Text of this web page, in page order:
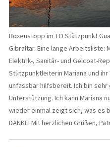
Boxenstopp im TO Stützpunkt
Gibraltar. Eine lange Arbeitsliste:
Elektrik-, Sanitär- und Gelcoat-
Stützpunktleiterin Mariana und ihr
unfassbar hilfsbereit. Ich bin
Unterstützung. Ich kann Mariana
wieder einmal zeigt sich, was es
DANKE! Mit herzlichen Grüßen,